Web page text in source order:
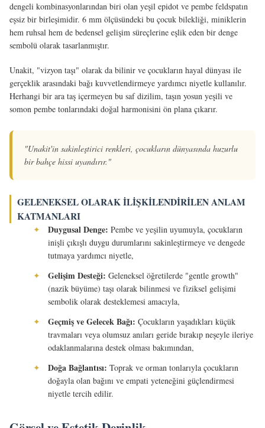
dengeli kombinasyonlarından biri olan yeşil epidot ve pembe feldspatın
eşsiz bir birleşimidir. 6 mm ölçüsündeki bu çocuk bilekliği, miniklerin
hem ruhsal hem de bedensel gelişim süreçlerine eşlik eden bir denge
sembolü olarak tasarlanmıştır.
Unakit, "vizyon taşı" olarak da bilinir ve çocukların hayal dünyası ile
gerçeklik arasındaki bağı kuvvetlendirmeye yardımcı niyetle kullanılır.
Herhangi bir ara taş içermeyen bu saf dizilim, taşın yosun yeşili ve
somon pembe tonlarındaki doğal harmonisini ön plana çıkarır.
"Unakit'in sakinleştirici renkleri, çocukların dünyasında huzurlu
bir bahçe hissi uyandırır."
GELENEKSEL OLARAK İLIŞKILENDIRILEN ANLAM
KATMANLARI
✦ Duygusal Denge: Pembe ve yeşilin uyumuyla, çocukların
inişli çıkışlı duygu durumlarını sakinleştirmeye ve dengede
tutmaya yardımcı niyetle,
✦
Gelişim Desteği: Geleneksel öğretilerde "gentle growth"
(nazik büyüme) taşı olarak bilinmesi ve fiziksel gelişimi
sembolik olarak desteklemesi amacıyla,
✦
Geçmiş ve Gelecek Bağı: Çocukların yaşadıkları küçük
travmaları veya olumsuz anıları geride bırakıp neşeyle ileriye
odaklanmalarına destek olması bakımından,
✦
Doğa Bağlantısı: Toprak ve orman tonlarıyla çocukların
doğayla olan bağını ve empati yeteneğini güçlendirmesi
niyetle tercih edilir.